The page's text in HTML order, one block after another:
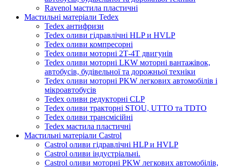
Ravenol мастила пластичні
Мастильні матеріали Tedex
Tedex антифризи
Tedex оливи гідравлічні HLP и HVLP
Tedex оливи компресорні
Tedex оливи моторні 2Т-4Т двигунів
Tedex оливи моторні LKW моторні вантажівок,
автобусів, будівельної та дорожньої техніки
Tedex оливи моторні PKW легкових автомобілів і
мікроавтобусів
Tedex оливи редукторні CLP
Tedex оливи тракторні STOU, UTTO та TDTO
Tedex оливи трансмісійні
Tedex мастила пластичні
Мастильні матеріали Castrol
Castrol оливи гідравлічні HLP и HVLP
Castrol оливи індустріальні.
Castrol оливи моторні PKW легкових автомобілів,